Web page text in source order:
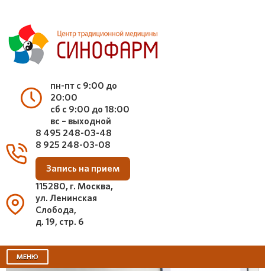
пн-пт с 9:00 до
20:00
сб с 9:00 до 18:00
вс – выходной
8 495 248-03-48
8 925 248-03-08
Запись на прием
115280, г. Москва,
ул. Ленинская
Слобода,
д. 19, стр. 6
МЕНЮ